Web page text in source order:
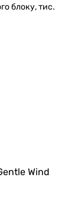
блоку, тис.
Wind